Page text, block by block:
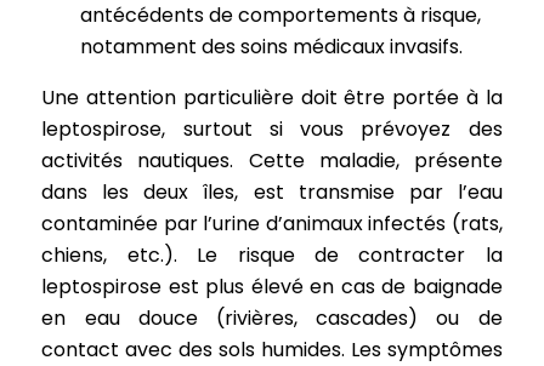
antécédents de comportements à risque,
notamment des soins médicaux invasifs.
Une attention particulière doit être portée à la
leptospirose, surtout si vous prévoyez des
activités nautiques. Cette maladie, présente
dans les deux îles, est transmise par l’eau
contaminée par l’urine d’animaux infectés (rats,
chiens, etc.). Le risque de contracter la
leptospirose est plus élevé en cas de baignade
en eau douce (rivières, cascades) ou de
contact avec des sols humides. Les symptômes